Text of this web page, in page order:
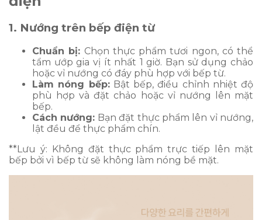
1. Nướng trên bếp điện từ
Chuẩn bị: Chọn thực phẩm tươi ngon, có thể
tẩm ướp gia vị ít nhất 1 giờ. Bạn sử dụng chảo
hoặc vỉ nướng có đáy phù hợp với bếp từ.
Làm nóng bếp:Bật bếp, điều chỉnh nhiệt độ
phù hợp và đặt chảo hoặc vỉ nướng lên mặt
bếp.
Cách nướng: Bạn đặt thực phẩm lên vỉ nướng,
lật đều để thực phẩm chín.
**Lưu ý: Không đặt thực phẩm trực tiếp lên mặt
bếp bởi vì bếp từ sẽ không làm nóng bề mặt.